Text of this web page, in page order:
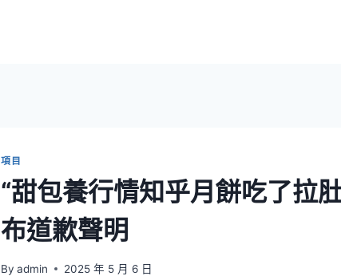
項目
“甜包養行情知乎月餅吃了拉
布道歉聲明
By admin 2025 年 5 月 6 日